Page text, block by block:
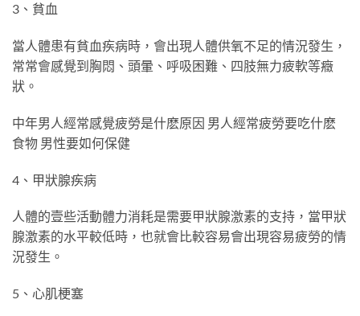
3、貧血
當人體患有貧血疾病時，會出現人體供氧不足的情況發生，
常常會感覺到胸悶、頭暈、呼吸困難、四肢無力疲軟等癥
狀。
中年男人經常感覺疲勞是什麽原因 男人經常疲勞要吃什麽
食物 男性要如何保健
4、甲狀腺疾病
人體的壹些活動體力消耗是需要甲狀腺激素的支持，當甲狀
腺激素的水平較低時，也就會比較容易會出現容易疲勞的情
況發生。
5、心肌梗塞